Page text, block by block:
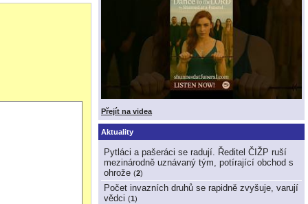
ne přes krunýř. Voda
že tepelné záření
přirozeným
a proto UVB
nemají možnost
D, což by
dostatečné
stačí vám jen
Přejít na videa
Aktuality
Pytláci a pašeráci se radují. Ředitel ČIŽP ruší
mezinárodně uznávaný tým, potírající obchod s
ohrože (2)
Počet invazních druhů se rapidně zvyšuje, varují
vědci (1)